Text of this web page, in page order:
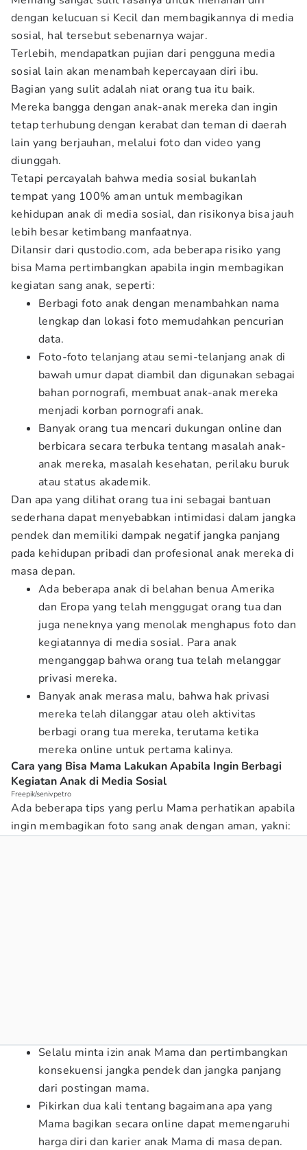
dengan kelucuan si Kecil dan membagikannya di media
sosial, hal tersebut sebenarnya wajar.
Terlebih, mendapatkan pujian dari pengguna media
sosial lain akan menambah kepercayaan diri ibu.
Bagian yang sulit adalah niat orang tua itu baik.
Mereka bangga dengan anak-anak mereka dan ingin
tetap terhubung dengan kerabat dan teman di daerah
lain yang berjauhan, melalui foto dan video yang
diunggah.
Tetapi percayalah bahwa media sosial bukanlah
tempat yang 100% aman untuk membagikan
kehidupan anak di media sosial, dan risikonya bisa jauh
lebih besar ketimbang manfaatnya.
Dilansir dari qustodio.com, ada beberapa risiko yang
bisa Mama pertimbangkan apabila ingin membagikan
kegiatan sang anak, seperti:
Berbagi foto anak dengan menambahkan nama
lengkap dan lokasi foto memudahkan pencurian
data.
Foto-foto telanjang atau semi-telanjang anak di
bawah umur dapat diambil dan digunakan sebagai
bahan pornografi, membuat anak-anak mereka
menjadi korban pornografi anak.
Banyak orang tua mencari dukungan online dan
berbicara secara terbuka tentang masalah anak-
anak mereka, masalah kesehatan, perilaku buruk
atau status akademik.
Dan apa yang dilihat orang tua ini sebagai bantuan
sederhana dapat menyebabkan intimidasi dalam jangka
pendek dan memiliki dampak negatif jangka panjang
pada kehidupan pribadi dan profesional anak mereka di
masa depan.
Ada beberapa anak di belahan benua Amerika
dan Eropa yang telah menggugat orang tua dan
juga neneknya yang menolak menghapus foto dan
kegiatannya di media sosial. Para anak
menganggap bahwa orang tua telah melanggar
privasi mereka.
Banyak anak merasa malu, bahwa hak privasi
mereka telah dilanggar atau oleh aktivitas
berbagi orang tua mereka, terutama ketika
mereka online untuk pertama kalinya.
Cara yang Bisa Mama Lakukan Apabila Ingin Berbagi
Kegiatan Anak di Media Sosial
Freepik/senivpetro
Ada beberapa tips yang perlu Mama perhatikan apabila
ingin membagikan foto sang anak dengan aman, yakni:
Selalu minta izin anak Mama dan pertimbangkan
konsekuensi jangka pendek dan jangka panjang
dari postingan mama.
Pikirkan dua kali tentang bagaimana apa yang
Mama bagikan secara online dapat memengaruhi
harga diri dan karier anak Mama di masa depan.